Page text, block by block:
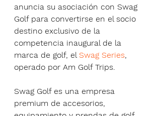
anuncia su asociación con Swag
Golf para convertirse en el socio
destino exclusivo de la
competencia inaugural de la
marca de golf, el Swag Series,
operado por Am Golf Trips.
Swag Golf es una empresa
premium de accesorios,